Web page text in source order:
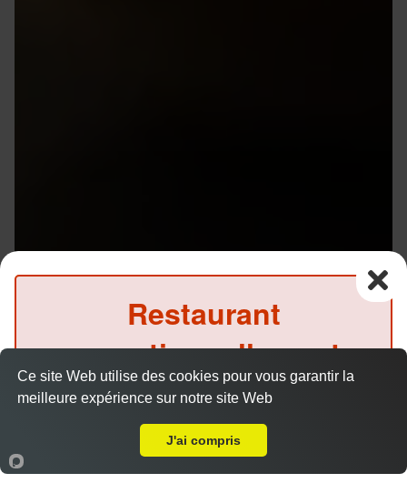
Accueil Panier Compte
Restaurant
exceptionnellement
fermé ce midi
(Précommande possible)
Ce site Web utilise des cookies pour vous garantir la
meilleure expérience sur notre site Web
J'ai compris